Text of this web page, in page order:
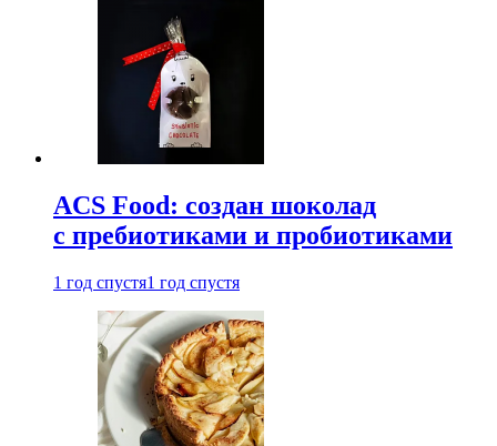
ACS Food: создан шоколад
с пребиотиками и пробиотиками
1 год спустя1 год спустя